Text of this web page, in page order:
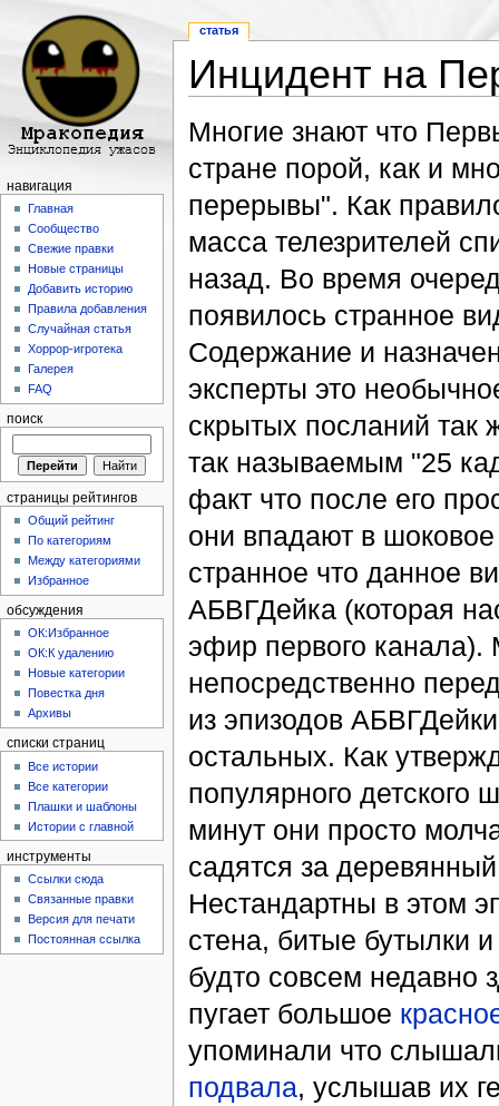
Инцидент на
Многие знают что
стране порой, как и
перерывы". Как
масса телезрителей
назад. Во время
появилось странное
Содержание и
эксперты это
скрытых посланий так
так называемым "25
факт что после его
они впадают в
странное что данное
АБВГДейка (которая
эфир первого канала).
непосредственно
из эпизодов
остальных. Как
популярного детского
минут они просто
садятся за
Нестандартны в этом
стена, битые бутылки
будто совсем недавно
пугает большое
упоминали что
подвала, услышав их
статья
навигация
Главная
Сообщество
Свежие правки
Новые страницы
Добавить историю
Правила добавления
Случайная статья
Хоррор-игротека
Галерея
FAQ
поиск
страницы рейтингов
Общий рейтинг
По категориям
Между категориями
Избранное
обсуждения
ОК:Избранное
ОК:К удалению
Новые категории
Повестка дня
Архивы
списки страниц
Все истории
Все категории
Плашки и шаблоны
Истории с главной
инструменты
Ссылки сюда
Связанные правки
Версия для печати
Постоянная ссылка